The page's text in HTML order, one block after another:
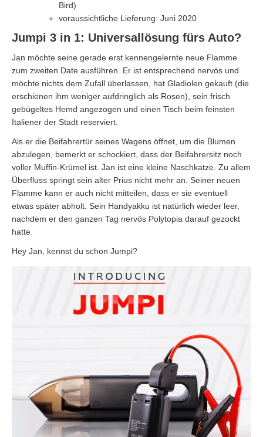
Bird)
voraussichtliche Lieferung: Juni 2020
Jumpi 3 in 1: Universallösung fürs Auto?
Jan möchte seine gerade erst kennengelernte neue Flamme
zum zweiten Date ausführen. Er ist entsprechend nervös und
möchte nichts dem Zufall überlassen, hat Gladiolen gekauft (die
erschienen ihm weniger aufdringlich als Rosen), sein frisch
gebügeltes Hemd angezogen und einen Tisch beim feinsten
Italiener der Stadt reserviert.
Als er die Beifahrertür seines Wagens öffnet, um die Blumen
abzulegen, bemerkt er schockiert, dass der Beifahrersitz noch
voller Muffin-Krümel ist. Jan ist eine kleine Naschkatze. Zu allem
Überfluss springt sein alter Prius nicht mehr an. Seiner neuen
Flamme kann er auch nicht mitteilen, dass er sie eventuell
etwas später abholt. Sein Handyakku ist natürlich wieder leer,
nachdem er den ganzen Tag nervös Polytopia darauf gezockt
hatte.
Hey Jan, kennst du schon Jumpi?